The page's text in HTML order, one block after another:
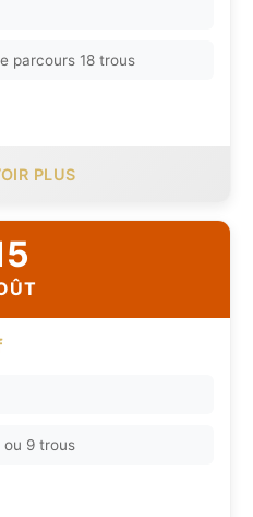
parcours 18 trous
PLUS
ou 9 trous